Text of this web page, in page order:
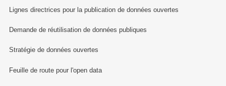
Lignes directrices pour la publication de données ouvertes
Demande de réutilisation de données publiques
Stratégie de données ouvertes
Feuille de route pour l'open data